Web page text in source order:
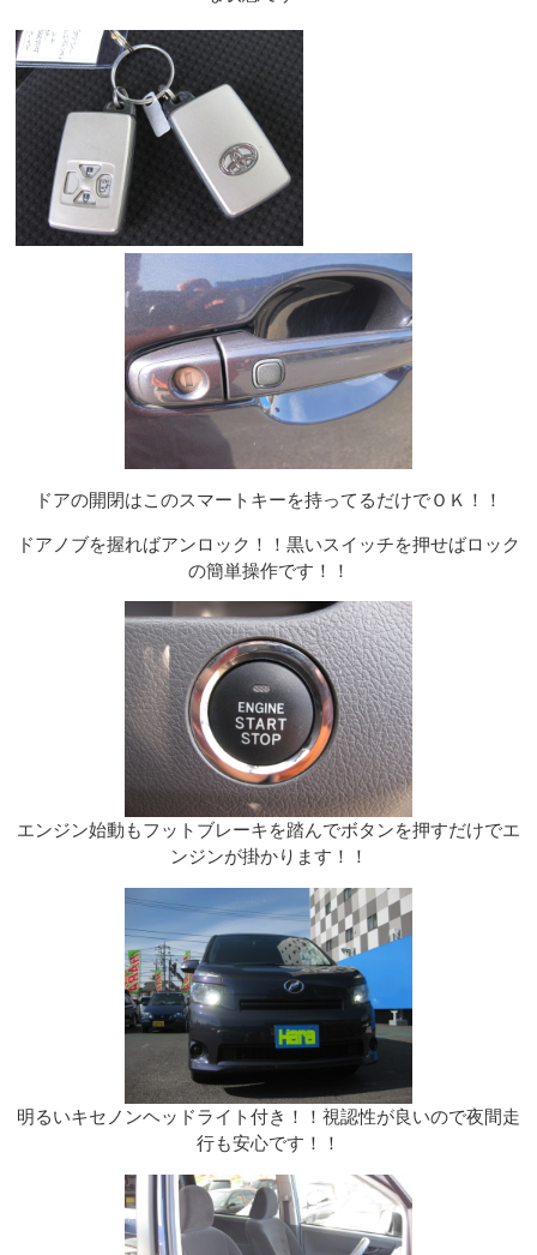
ドアの開閉はこのスマートキーを持ってるだけでＯＫ！！
ドアノブを握ればアンロック！！黒いスイッチを押せばロック
の簡単操作です！！
エンジン始動もフットブレーキを踏んでボタンを押すだけでエ
ンジンが掛かります！！
明るいキセノンヘッドライト付き！！視認性が良いので夜間走
行も安心です！！